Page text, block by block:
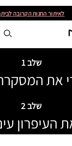
לאיתור החנות הקרובה
שלב 1
את
שלב 2
העיפרון